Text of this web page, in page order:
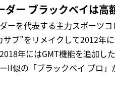
ダー ブラックベイは高
ーを代表する主力スポーツ
サブ”をリメイクして2012年
年にはGMT機能を追加し
II似の「ブラックベイ プロ